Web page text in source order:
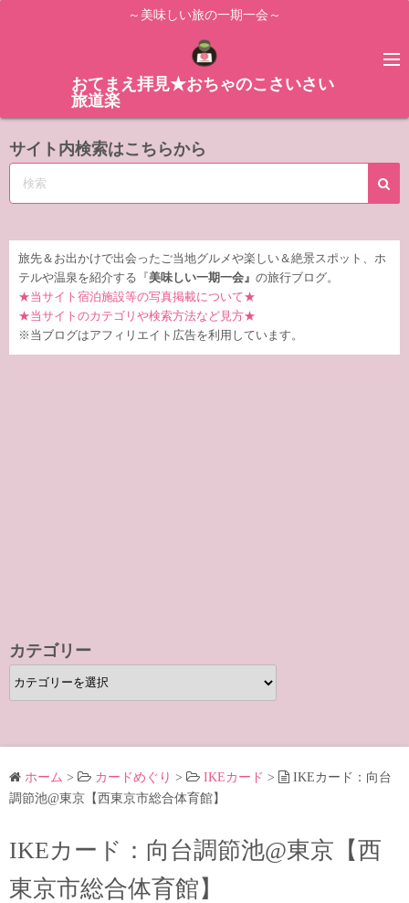
ス
ッ
～美味しい旅の一期一会～
おてまえ拝見★おちゃのこさいさい
旅道楽
サイト内検索はこちらから
旅先＆お出かけで出会ったご当地グルメや楽しい＆絶景スポット、ホ
テルや温泉を紹介する『 美味しい一期一会』 の旅行ブログ。
★当サイト宿泊施設等の写真掲載について★
★当サイトのカテゴリや検索方法など見方★
※当ブログはアフィリエイト広告を利用しています。
カテゴリー
カ
テ
リ
ー ホーム > カードめぐり > IKEカード >
IKEカード：向台
調節池@東京【西東京市総合体育館】
IKEカード：向台調節池@東京【西
東京市総合体育館】